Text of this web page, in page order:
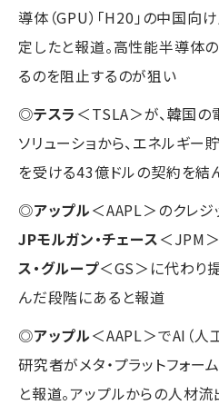
導体（GPU）「H20」の中国向
定したと報道。高性能半導体
るのを阻止するのが狙い
◎テスラ ＜TSLA＞が、韓国
ソリューショから、エネルギ
を受ける43億ドルの契約を結
◎アップル＜AAPL＞のクレジ
JPモルガン・チェース＜JPM
ス・グループ＜GS＞に代わり
んだ段階にあると報道
◎アップル＜AAPL＞でAI（人
研究者がメタ・プラットフォ
と報道。アップルからの人材